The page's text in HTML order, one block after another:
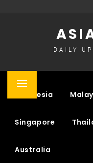
DAILY
Primary
Indonesia
Singapore
Australia